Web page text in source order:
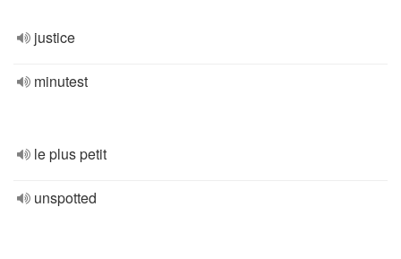
justice
minutest
le plus petit
unspotted